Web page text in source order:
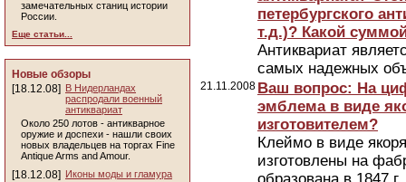
замечательных станиц истории
России.
Еще статьи...
Новые обзоры
[18.12.08] В Нидерландах
распродали военный
антиквариат
Около 250 лотов - антикварное
оружие и доспехи - нашли своих
новых владельцев на торгах Fine
Antique Arms and Amour.
[18.12.08] Иконы моды и гламура
петербургского
т.д.)? Какой
Антиквариат
самых надежных
21.11.2008 Ваш вопрос: На
эмблема в виде
изготовителем?
Клеймо в виде
изготовлены на